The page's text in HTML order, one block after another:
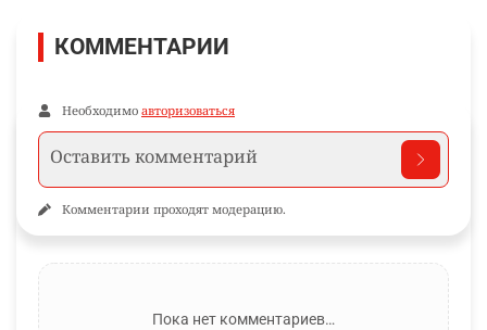
КОММЕНТАРИИ
Необходимо авторизоваться
Комментарии проходят модерацию.
Пока нет комментариев…